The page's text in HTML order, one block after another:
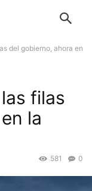
del gobierno, ahora en
filas
la
0
581